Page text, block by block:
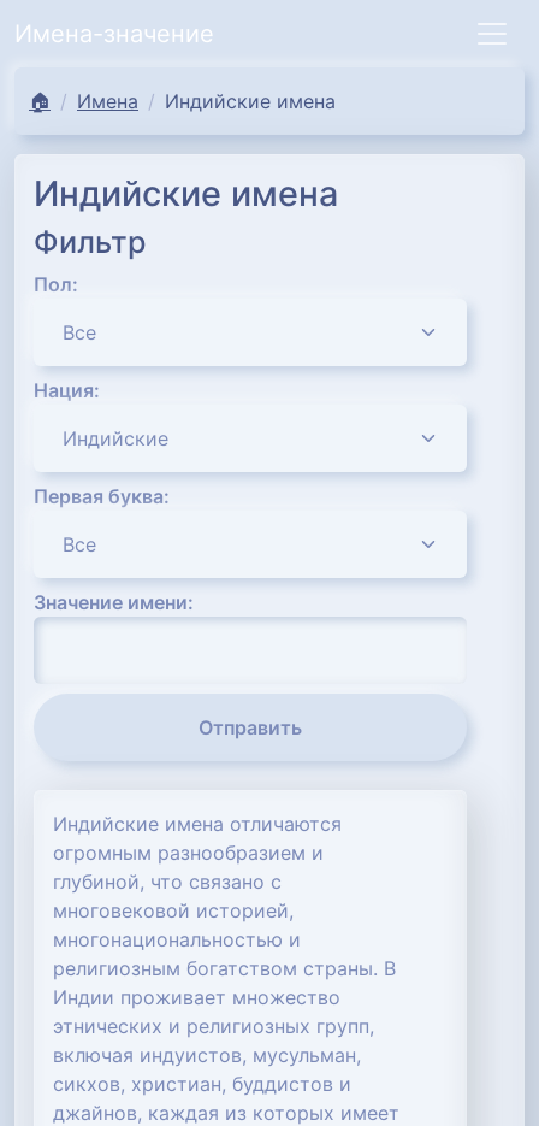
Имена-значение
🏠 Имена Индийские имена
Индийские имена
Фильтр
Пол:
Нация:
Первая буква:
Значение имени:
Отправить
Индийские имена отличаются
огромным разнообразием и
глубиной, что связано с
многовековой историей,
многонациональностью и
религиозным богатством страны. В
Индии проживает множество
этнических и религиозных групп,
включая индуистов, мусульман,
сикхов, христиан, буддистов и
джайнов, каждая из которых имеет